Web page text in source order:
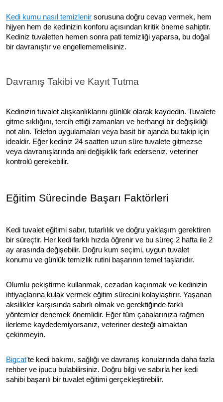
Kedi kumu nasıl temizlenir sorusuna doğru cevap vermek, hem
hijyen hem de kedinizin konforu açısından kritik öneme sahiptir.
Kediniz tuvaletten hemen sonra pati temizliği yaparsa, bu doğal
bir davranıştır ve engellememelisiniz.
Davranış Takibi ve Kayıt Tutma
Kedinizin tuvalet alışkanlıklarını günlük olarak kaydedin. Tuvalete
gitme sıklığını, tercih ettiği zamanları ve herhangi bir değişikliği
not alın. Telefon uygulamaları veya basit bir ajanda bu takip için
idealdir. Eğer kediniz 24 saatten uzun süre tuvalete gitmezse
veya davranışlarında ani değişiklik fark ederseniz, veteriner
kontrolü gerekebilir.
Eğitim Sürecinde Başarı Faktörleri
Kedi tuvalet eğitimi sabır, tutarlılık ve doğru yaklaşım gerektiren
bir süreçtir. Her kedi farklı hızda öğrenir ve bu süreç 2 hafta ile 2
ay arasında değişebilir. Doğru kum seçimi, uygun tuvalet
konumu ve günlük temizlik rutini başarının temel taşlarıdır.
Olumlu pekiştirme kullanmak, cezadan kaçınmak ve kedinizin
ihtiyaçlarına kulak vermek eğitim sürecini kolaylaştırır. Yaşanan
aksilikler karşısında sabırlı olmak ve gerektiğinde farklı
yöntemler denemek önemlidir. Eğer tüm çabalarınıza rağmen
ilerleme kaydedemiyorsanız, veteriner desteği almaktan
çekinmeyin.
Bigcat'te kedi bakımı, sağlığı ve davranış konularında daha fazla
rehber ve ipucu bulabilirsiniz. Doğru bilgi ve sabırla her kedi
sahibi başarılı bir tuvalet eğitimi gerçekleştirebilir.